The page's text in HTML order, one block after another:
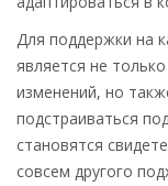
Для поддержки на
является не
изменений, но
подстраиваться
становятся
совсем другого